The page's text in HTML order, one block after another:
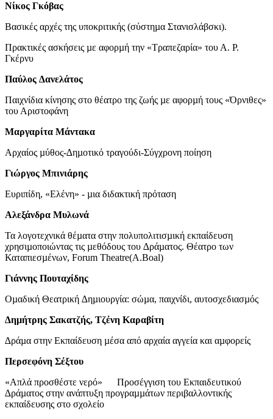
Νίκος Γκόβας
Βασικές αρχές της υποκριτικής (σύστηµα Στανισλάβσκι).
Πρακτικές ασκήσεις µε αφορµή την «Τραπεζαρία» του Α. Ρ.
Γκέρνυ
Παύλος ∆ανελάτος
Παιχνίδια κίνησης στο θέατρο της ζωής µε αφορµή τους «Όρνιθες»
του Αριστοφάνη
Μαργαρίτα Μάντακα
Αρχαίος µύθος-∆ηµοτικό τραγούδι-Σύγχρονη ποίηση
Γιώργος Μπινιάρης
Ευριπίδη, «Ελένη» - µια διδακτική πρόταση
Αλεξάνδρα Μυλωνά
Τα λογοτεχνικά θέµατα στην πολυπολιτισµική εκπαίδευση
χρησιµοποιώντας τις µεθόδους του ∆ράµατος. Θέατρο των
Καταπιεσµένων, Forum Theatre(A.Boal)
Γιάννης Πουταχίδης
Οµαδική Θεατρική ∆ηµιουργία: σώµα, παιχνίδι, αυτοσχεδιασµός
∆ηµήτρης Σακατζής, Τζένη Καραβίτη
∆ράµα στην Εκπαίδευση µέσα από αρχαία αγγεία και αµφορείς
Περσεφόνη Σέξτου
«Απλά προσθέστε νερό» Προσέγγιση του Εκπαιδευτικού
∆ράµατος στην ανάπτυξη προγραµµάτων περιβαλλοντικής
εκπαίδευσης στο σχολείο